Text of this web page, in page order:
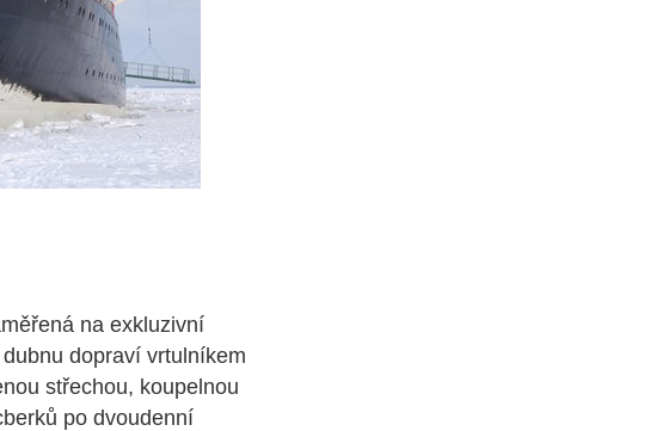
na exkluzivní
dopraví vrtulníkem
střechou, koupelnou
po dvoudenní